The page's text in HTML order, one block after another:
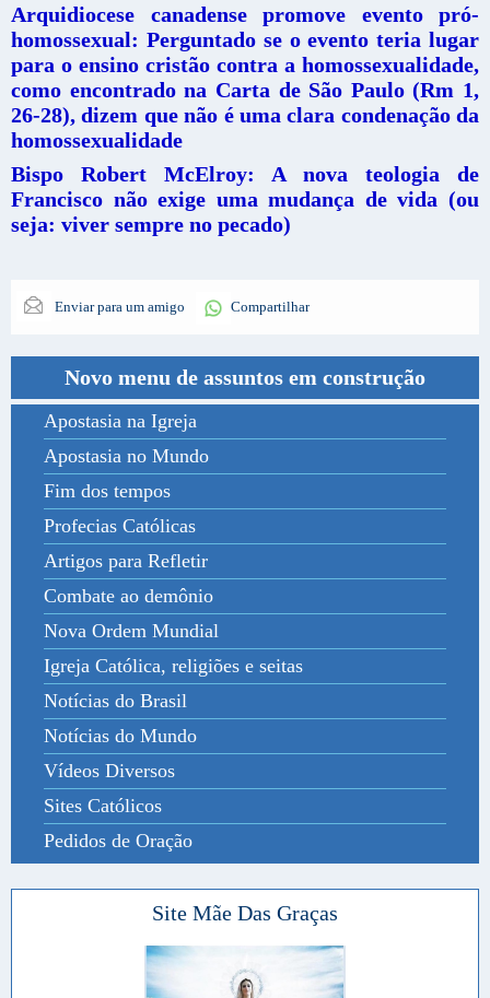
Arquidiocese canadense promove evento pró-
homossexual: Perguntado se o evento teria lugar
para o ensino cristão contra a homossexualidade,
como encontrado na Carta de São Paulo (Rm 1,
26-28), dizem que não é uma clara condenação da
homossexualidade
Bispo Robert McElroy: A nova teologia de
Francisco não exige uma mudança de vida (ou
seja: viver sempre no pecado)
Enviar para um amigo Compartilhar
Novo menu de assuntos em construção
Apostasia na Igreja
Apostasia no Mundo
Fim dos tempos
Profecias Católicas
Artigos para Refletir
Combate ao demônio
Nova Ordem Mundial
Igreja Católica, religiões e seitas
Notícias do Brasil
Notícias do Mundo
Vídeos Diversos
Sites Católicos
Pedidos de Oração
Site Mãe Das Graças